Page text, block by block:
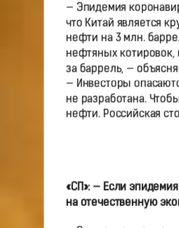
— Эпидемия
что Китай является
нефти на 3 млн.
нефтяных котировок,
за баррель, —
— Инвесторы
не разработана.
нефти. Российская
«СП»: — Если
на отечественную